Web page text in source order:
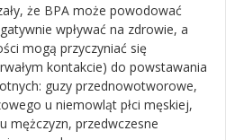
że BPA może powodować
wpływać na zdrowie, a
mogą przyczyniać się
kontakcie) do powstawania
guzy przednowotworowe,
u niemowląt płci męskiej,
mężczyzn, przedwczesne